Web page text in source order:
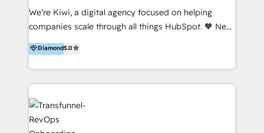
Sales, and Account-Based Marketing (ABM). We use
our skills in marketing automation and integrations
By working with InboundCycle, businesses benefit
from our extensive experience and expertise in
and achieve their goals.
We’re Kiwi, a digital agency focused on helping
companies scale through all things HubSpot. 🧡 New
HubSpot user? With 250+ implementations under
our belt, we bring proven expertise in solutions
architecture, onboarding, data migration, CRM builds
and integrations. Long-time HubSpotter? We’ll help
clean up your “hot mess” portal with our HubSpot
Action Plan, then continue support through a digital
marketing retainer. Our fully remote, international
Diamond5.0